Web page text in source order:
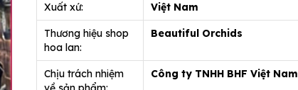
Xuất xứ: Việt Nam
Thương hiệu shop
hoa lan:
Beautiful Orchids
Chịu trách nhiệm
Công ty TNHH BHF Việt Nam